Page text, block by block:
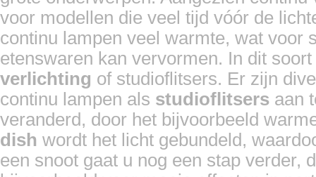
voor modellen die veel tijd vóór de
continu lampen veel warmte, wat voor
etenswaren kan vervormen. In dit
verlichting of studioflitsers. Er zijn
continu lampen als studioflitsers aan
veranderd, door het bijvoorbeeld
dish wordt het licht gebundeld,
een snoot gaat u nog een stap verder,